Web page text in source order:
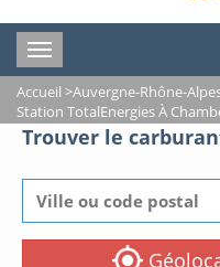
Toggle
navigation
Accueil >Auvergne-Rhône-
Station TotalEnergies À
Trouver le